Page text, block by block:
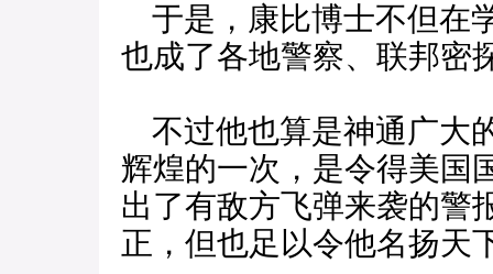
于是，康比博士不但在
也成了各地警察、联邦密
不过他也算是神通广大
辉煌的一次，是令得美国
出了有敌方飞弹来袭的警
正，但也足以令他名扬天